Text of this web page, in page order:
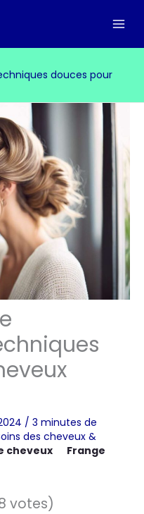
douces pour
/ 3 minutes de
des cheveux &
cheveux
Frange
votes)